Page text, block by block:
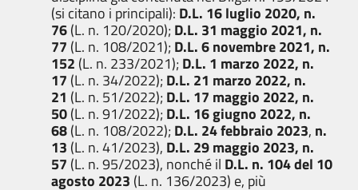
(si citano i principali): D.L. 16 luglio 2020, n.
76(L. n. 120/2020); D.L. 31 maggio 2021, n.
77 (L. n. 108/2021); D.L. 6 novembre 2021, n.
152 (L. n. 233/2021); D.L. 1 marzo 2022, n.
17 (L. n. 34/2022); D.L. 21 marzo 2022, n.
21 (L. n. 51/2022); D.L. 17 maggio 2022, n.
50(L. n. 91/2022); D.L. 16 giugno 2022, n.
68(L. n. 108/2022); D.L. 24 febbraio 2023, n.
13 (L. n. 41/2023), D.L. 29 maggio 2023, n.
57 (L. n. 95/2023), nonché il D.L. n. 104 del 10
agosto 2023 (L. n. 136/2023) e, più